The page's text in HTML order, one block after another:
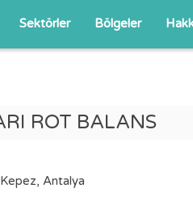
Sektörler Bölgeler
ROT BALANS
Antalya